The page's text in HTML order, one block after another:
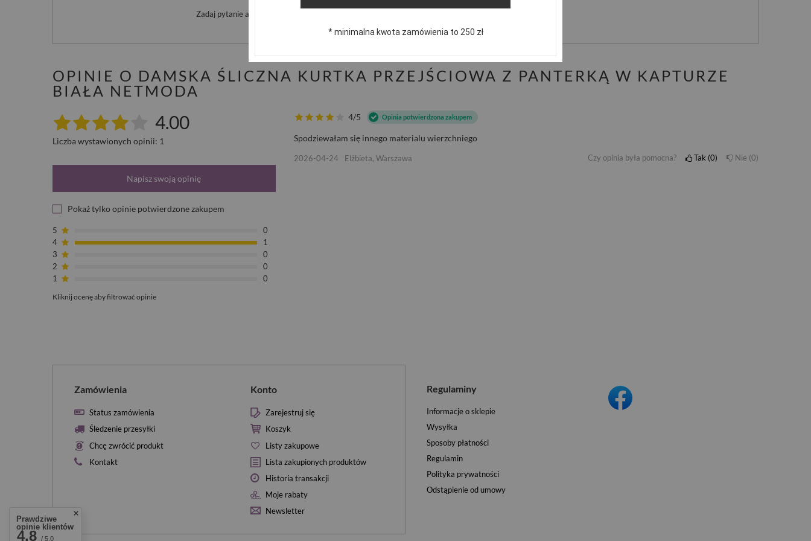
Zadaj pytanie a my odpowiemy niezwłocznie, najciekawsze pytania i odpowiedzi
Zadaj pytanie
OPINIE O DAMSKA ŚLICZNA KURTKA PRZEJŚCIOWA Z PANTERKĄ W KAPTURZE
BIAŁA NETMODA
4.00
Liczba wystawionych opinii: 1
Napisz swoją opinię
Pokaż tylko opinie potwierdzone zakupem
5
0
4
1
3
0
2
0
1
0
Kliknij ocenę aby filtrować opinie
4/5 Opinia potwierdzona zakupem
Spodziewałam się innego materialu wierzchniego
2026-04-24 Elżbieta, Warszawa Czy opinia była pomocna? Tak 0 Nie 0
Zamówienia
Status zamówienia
Śledzenie przesyłki
Chcę zwrócić produkt
Kontakt
Konto
Zarejestruj się
Koszyk
Listy zakupowe
Lista zakupionych produktów
Historia transakcji
Moje rabaty
Newsletter
Regulaminy
Informacje o sklepie
Wysyłka
Sposoby płatności
Regulamin
Polityka prywatności
Odstąpienie od umowy
* minimalna kwota zamówienia to 250 zł
Prawdziwe
opinie klientów
4.8 / 5.0